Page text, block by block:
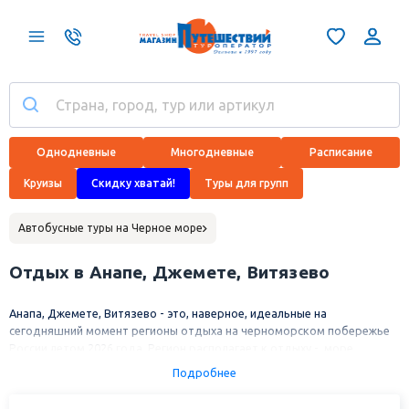
Однодневные Многодневные Расписание
Круизы Скидку хватай! Туры для групп
Автобусные туры на Черное море
Отдых в Анапе, Джемете, Витязево
Анапа, Джемете, Витязево - это, наверное, идеальные на
сегодняшний момент регионы отдыха на черноморском побережье
ласковое и теплое, на широких пляжах тонкий светлый песочек,
практически нет пасмурных дней, есть что посмотреть и куда
Подробнее